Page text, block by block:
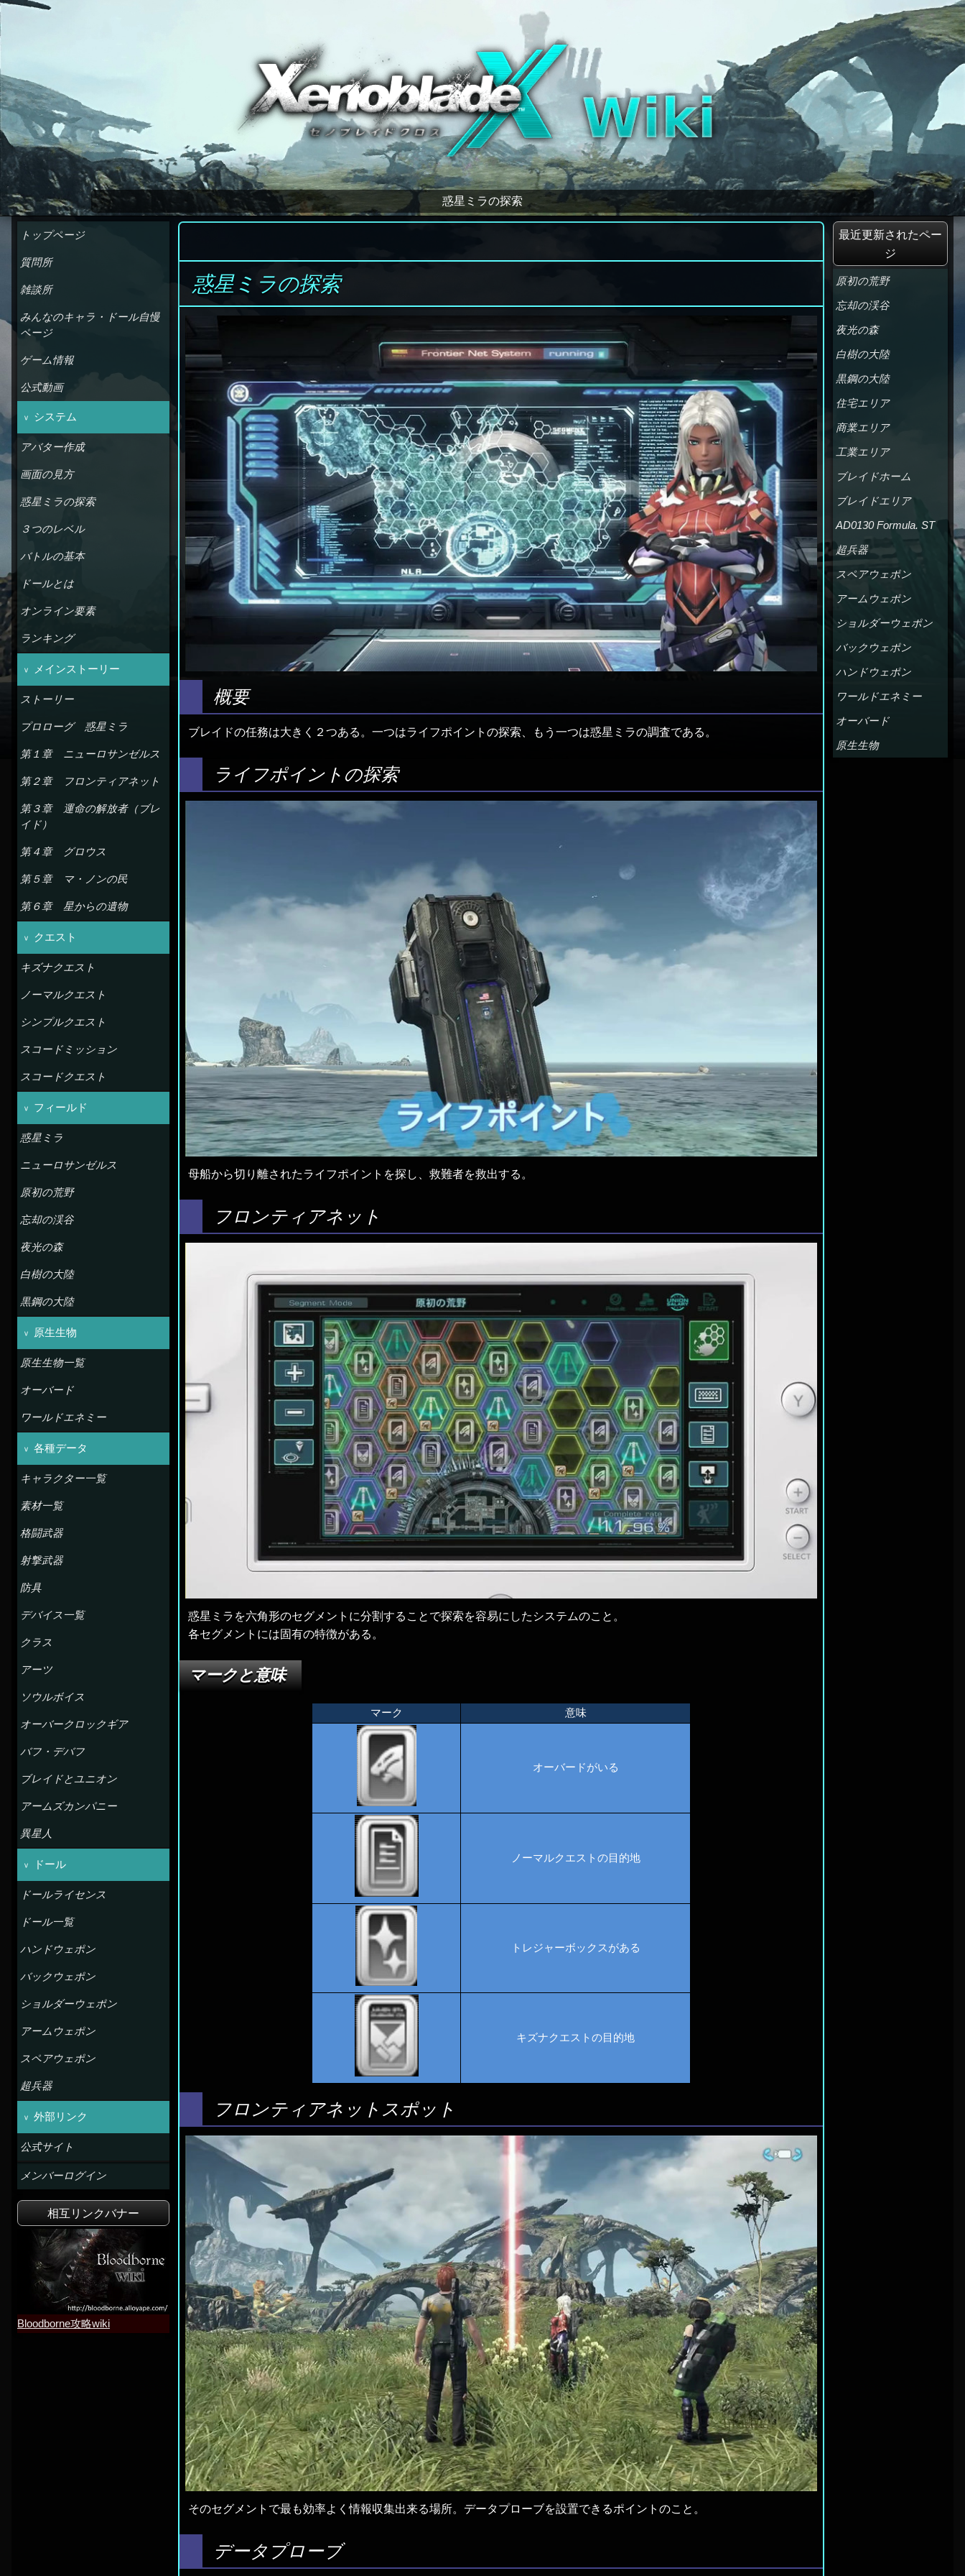
惑星ミラの探索
最近更新されたペー
ジ
原初の荒野
忘却の渓谷
夜光の森
白樹の大陸
黒鋼の大陸
住宅エリア
商業エリア
工業エリア
ブレイドホーム
ブレイドエリア
AD0130 Formula. ST
超兵器
スペアウェポン
アームウェポン
ショルダーウェポン
バックウェポン
ハンドウェポン
ワールドエネミー
オーバード
原生生物
惑星ミラの探索
概要
ブレイドの任務は大きく２つある。一つはライフポイントの探索、もう一つは惑星ミラの調査である。
ライフポイントの探索
母船から切り離されたライフポイントを探し、救難者を救出する。
フロンティアネット
惑星ミラを六角形のセグメントに分割することで探索を容易にしたシステムのこと。
各セグメントには固有の特徴がある。
マークと意味
マーク 意味
オーバードがいる
ノーマルクエストの目的地
トレジャーボックスがある
キズナクエストの目的地
フロンティアネットスポット
そのセグメントで最も効率よく情報収集出来る場所。データプローブを設置できるポイントのこと。
データプローブ
トップページ
質問所
雑談所
みんなのキャラ・ドール自慢
ページ
ゲーム情報
公式動画
システム
アバター作成
画面の見方
惑星ミラの探索
３つのレベル
バトルの基本
ドールとは
オンライン要素
ランキング
メインストーリー
ストーリー
プロローグ 惑星ミラ
第１章 ニューロサンゼルス
第２章 フロンティアネット
第３章 運命の解放者（ブレ
イド）
第４章 グロウス
第５章 マ・ノンの民
第６章 星からの遺物
クエスト
キズナクエスト
ノーマルクエスト
シンプルクエスト
スコードミッション
スコードクエスト
フィールド
惑星ミラ
ニューロサンゼルス
原初の荒野
忘却の渓谷
夜光の森
白樹の大陸
黒鋼の大陸
原生生物
原生生物一覧
オーバード
ワールドエネミー
各種データ
キャラクター一覧
素材一覧
格闘武器
射撃武器
防具
デバイス一覧
クラス
アーツ
ソウルボイス
オーバークロックギア
バフ・デバフ
ブレイドとユニオン
アームズカンパニー
異星人
ドール
ドールライセンス
ドール一覧
ハンドウェポン
バックウェポン
ショルダーウェポン
アームウェポン
スペアウェポン
超兵器
外部リンク
公式サイト
メンバーログイン
相互リンクバナー
Bloodborne攻略wiki